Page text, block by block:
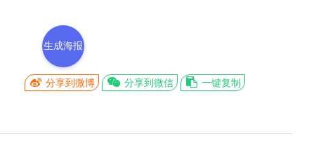
生成海报
分享到微博 分享到微信 一键复制